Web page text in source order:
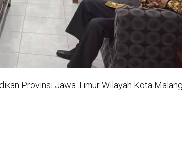
Provinsi Jawa Timur Wilayah Kota